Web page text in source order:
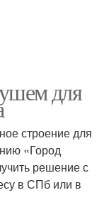
для
строение для
«Город
решение с
в СПб или в